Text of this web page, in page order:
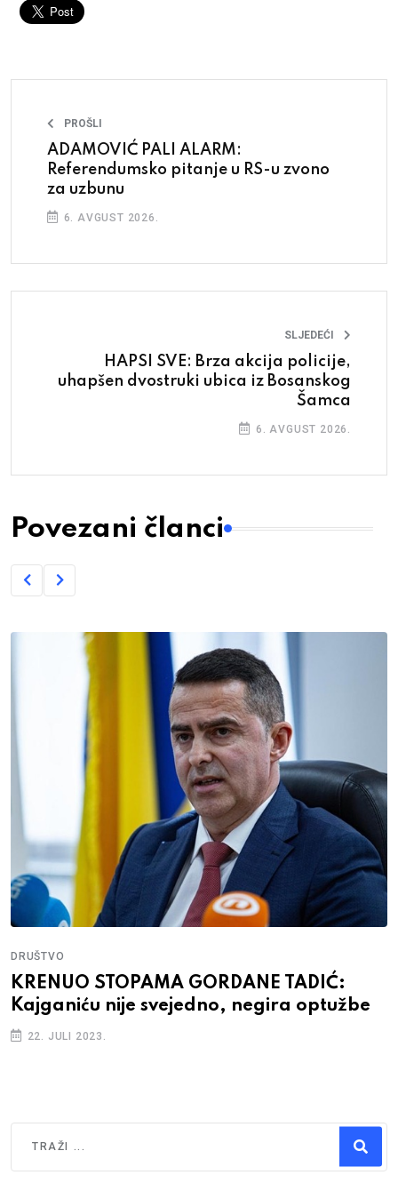
PROŠLI
ADAMOVIĆ PALI ALARM:
Referendumsko pitanje u RS-u zvono
za uzbunu
6. AVGUST 2026.
SLJEDEĆI
HAPSI SVE: Brza akcija policije,
uhapšen dvostruki ubica iz Bosanskog
Šamca
6. AVGUST 2026.
Povezani članci
DRUŠTVO
KRENUO STOPAMA GORDANE TADIĆ:
Kajganiću nije svejedno, negira optužbe
22. JULI 2023.
Type 2 or more characters for results.